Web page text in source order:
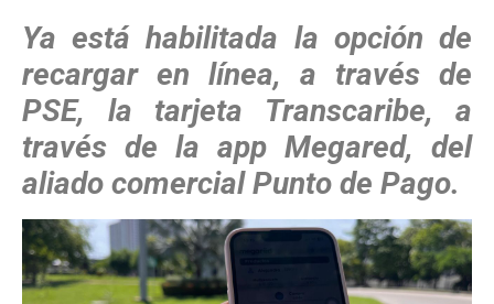
Ya está habilitada la opción de
recargar en línea, a través de
PSE, la tarjeta Transcaribe, a
través de la app Megared, del
aliado comercial Punto de Pago.